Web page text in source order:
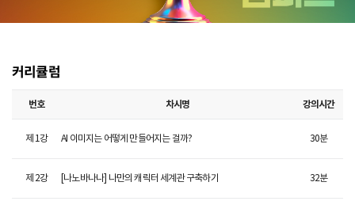
커리큘럼
번호 차시명 강의시간
제 1강 AI 이미지는 어떻게 만들어지는 걸까? 30분
제 2강 [나노바나나] 나만의 캐릭터 세계관 구축하기 32분